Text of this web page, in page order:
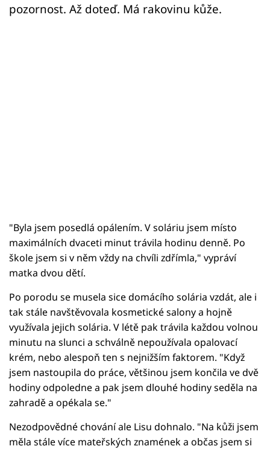
pozornost. Až doteď. Má rakovinu kůže.
"Byla jsem posedlá opálením. V soláriu jsem místo
maximálních dvaceti minut trávila hodinu denně. Po
škole jsem si v něm vždy na chvíli zdřímla," vypráví
matka dvou dětí.
Po porodu se musela sice domácího solária vzdát, ale i
tak stále navštěvovala kosmetické salony a hojně
využívala jejich solária. V létě pak trávila každou volnou
minutu na slunci a schválně nepoužívala opalovací
krém, nebo alespoň ten s nejnižším faktorem. "Když
jsem nastoupila do práce, většinou jsem končila ve dvě
hodiny odpoledne a pak jsem dlouhé hodiny seděla na
zahradě a opékala se."
Nezodpovědné chování ale Lisu dohnalo. "Na kůži jsem
měla stále více mateřských znamének a občas jsem si